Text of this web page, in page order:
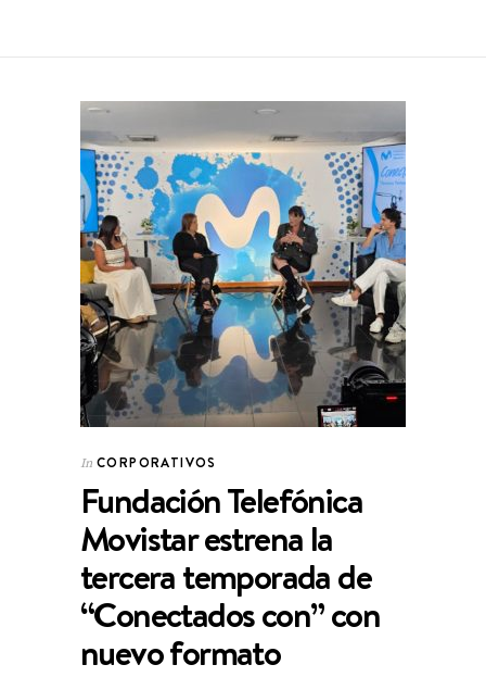
In CORPORATIVOS
Fundación Telefónica
Movistar estrena la
tercera temporada de
“Conectados con” con
nuevo formato